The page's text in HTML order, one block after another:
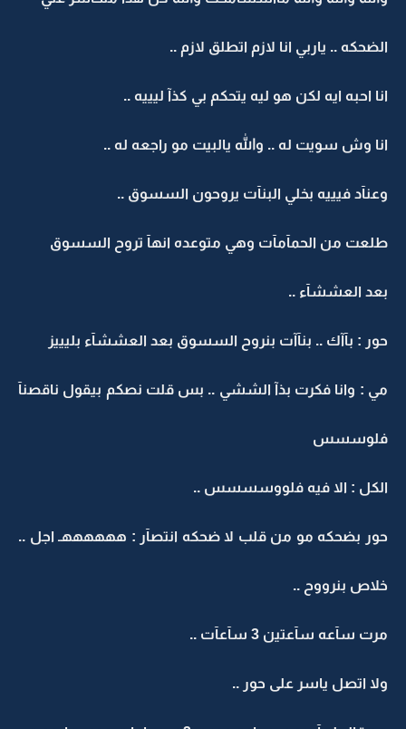
الضحكه .. ياربي انا لازم اتطلق لازم ..
انا احبه ايه لكن هو ليه يتحكم بي كذآ ليييه ..
انا وش سويت له .. والله يالبيت مو راجعه له ..
وعنآد فيييه بخلي البنآت يروحون السسوق ..
طلعت من الحمآمآت وهي متوعده انهآ تروح السسوق
بعد العششآء ..
حور : بآآك .. بنآآت بنروح السسوق بعد العششآء بليييز
مي : وانا فكرت بذآ الششي .. بس قلت نصكم بيقول ناقصنآ
فلوسسس
الكل : الا فيه فلووسسسس ..
حور بضحكه مو من قلب لا ضحكه انتصآر : ههههههـ اجل ..
خلاص بنرووح ..
مرت سآعه سآعتين 3 سآعآت ..
ولا اتصل ياسر على حور ..